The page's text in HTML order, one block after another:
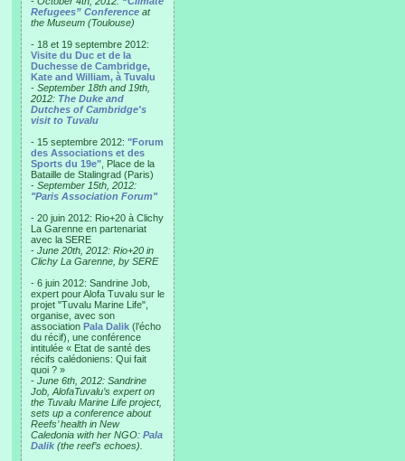
Refugees” Conference at
the Museum (Toulouse)
- 18 et 19 septembre 2012:
Visite du Duc et de la
Duchesse de Cambridge,
Kate and William, à Tuvalu
- September 18th and 19th,
2012: The Duke and
Dutches of Cambridge's
visit to Tuvalu
- 15 septembre 2012: "Forum
des Associations et des
Sports du 19e" , Place de la
Bataille de Stalingrad (Paris)
- September 15th, 2012:
"Paris Association Forum"
- 20 juin 2012: Rio+20 à Clichy
La Garenne en partenariat
avec la SERE
- June 20th, 2012: Rio+20 in
Clichy La Garenne, by SERE
- 6 juin 2012: Sandrine Job,
expert pour Alofa Tuvalu sur le
projet "Tuvalu Marine Life",
organise, avec son
association Pala Dalik (l’écho
du récif), une conférence
intitulée « Etat de santé des
récifs calédoniens: Qui fait
quoi ? »
- June 6th, 2012: Sandrine
Job, AlofaTuvalu’s expert on
the Tuvalu Marine Life project,
sets up a conference about
Reefs’ health in New
Caledonia with her NGO: Pala
Dalik (the reef’s echoes).